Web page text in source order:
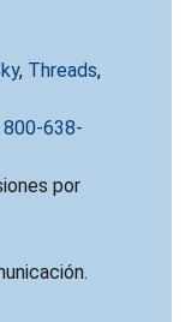
, Threads,
800-638-
por